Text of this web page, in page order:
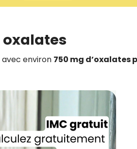
oxalates
avec environ 750 mg d’oxalates
Je consens à ce que la société
Prisma Players analyse le taux
des courriels pour mesurer et
performances des campagnes.
des informations sur le terminal que
utilisez. Pour en savoir plus sur ces
politique de confidentialité
Je reçois mon cadeau !